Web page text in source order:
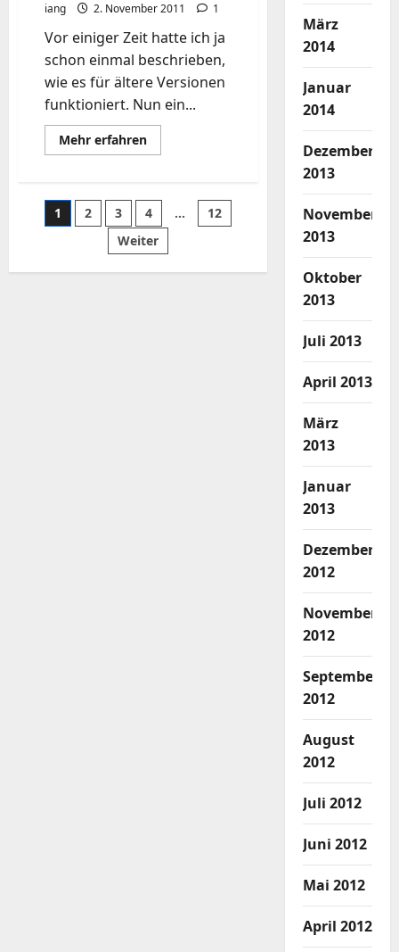
iang 2. November 2011 1
Vor einiger Zeit hatte ich ja
schon einmal beschrieben,
wie es für ältere Versionen
funktioniert. Nun ein...
Mehr erfahrenMehr
Informationen
5
mouse
under
Linux
–
11.10
Seitennummerierung
1 2 3 4 …
12
Weiter
März
2014
Januar
2014
Dezember
2013
November
2013
Oktober
2013
Juli 2013
April 2013
März
2013
Januar
2013
Dezember
2012
November
2012
September
2012
August
2012
Juli 2012
Juni 2012
Mai 2012
April 2012